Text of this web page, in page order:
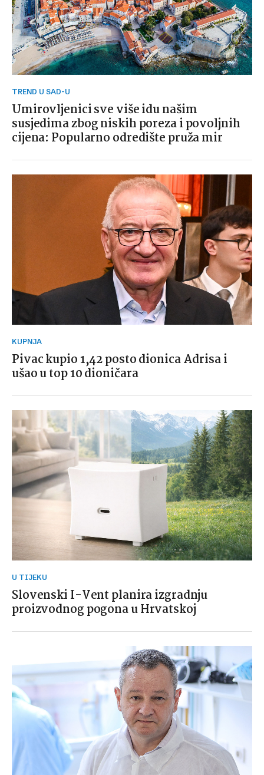
TREND U SAD-U
Umirovljenici sve više idu našim
susjedima zbog niskih poreza i povoljnih
cijena: Popularno odredište pruža mir
KUPNJA
Pivac kupio 1,42 posto dionica Adrisa i
ušao u top 10 dioničara
U TIJEKU
Slovenski I-Vent planira izgradnju
proizvodnog pogona u Hrvatskoj